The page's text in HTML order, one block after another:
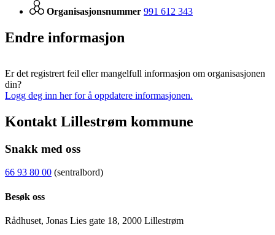
Organisasjonsnummer 991 612 343
Endre informasjon
Er det registrert feil eller mangelfull informasjon om organisasjonen
din?
Logg deg inn her for å oppdatere informasjonen.
Kontakt Lillestrøm kommune
Snakk med oss
66 93 80 00 (sentralbord)
Besøk oss
Rådhuset, Jonas Lies gate 18, 2000 Lillestrøm